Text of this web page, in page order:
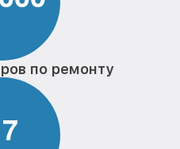
по ремонту
7